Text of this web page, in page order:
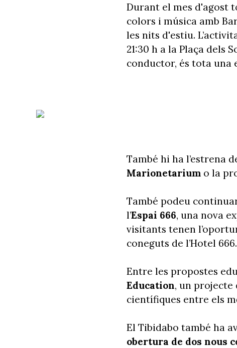
Durant el mes d'agost
colors i música amb
les nits d'estiu.
21:30 h a la Plaça dels
conductor, és tota una
També hi ha l’estrena
Marionetarium o la
També podeu
l’Espai 666, una nova
visitants tenen
coneguts de l’Hotel 666.
Entre les propostes
Education, un projecte
científiques entre els
El Tibidabo també ha
obertura de dos nous